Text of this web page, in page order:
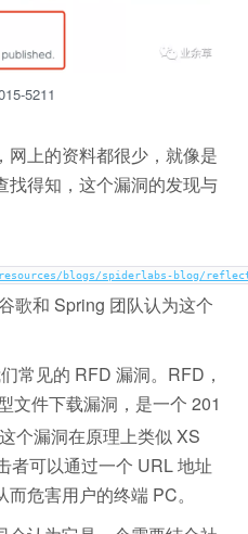
5211
网上的资料都很少，就像是
找得知，这个漏洞的发现与
blogs/spiderlabs-blog/
歌和 Spring 团队认为这个
常见的 RFD 漏洞。RFD，
文件下载漏洞，是一个 201
个漏洞在原理上类似 XS
者可以通过一个 URL 地址
危害用户的终端 PC。